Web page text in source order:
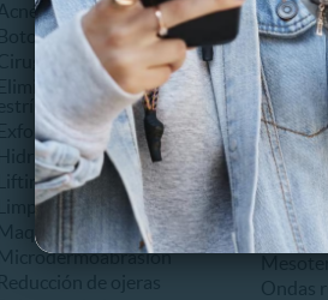
Acné
Botox
Cirugía facial
Eliminación de cicatrices o
Exfoliantes o Peeling
Hidratantes
Lifting
Limpieza facial
Maquillaje
Microdermoabrasión
Reducción de ojeras
Ondas